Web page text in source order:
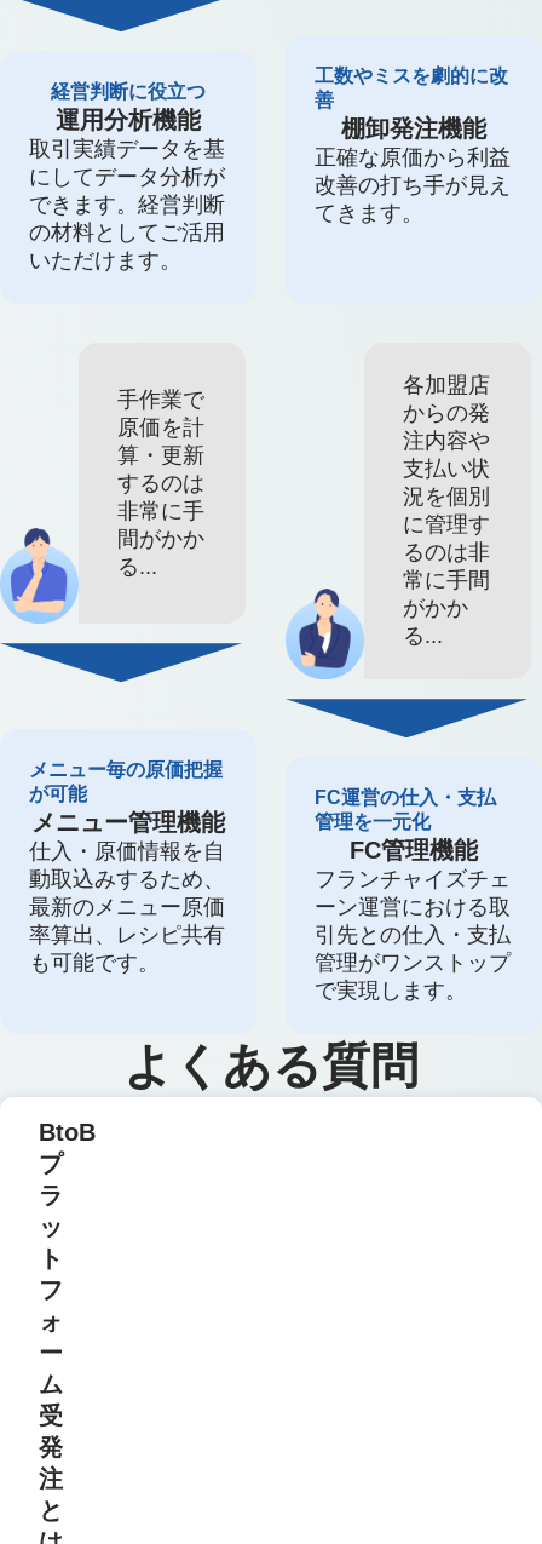
経営判断に役立つ
運用分析機能
取引実績データを基
にしてデータ分析が
できます。経営判断
の材料としてご活用
いただけます。
工数やミスを劇的に改
善
棚卸発注機能
正確な原価から利益
改善の打ち手が見え
てきます。
手作業で
原価を計
算・更新
するのは
非常に手
間がかか
る...
メニュー毎の原価把握
が可能
メニュー管理機能
仕入・原価情報を自
動取込みするため、
最新のメニュー原価
率算出、レシピ共有
も可能です。
各加盟店
からの発
注内容や
支払い状
況を個別
に管理す
るのは非
常に手間
がかか
る...
FC運営の仕入・支払
管理を一元化
FC管理機能
フランチャイズチェ
ーン運営における取
引先との仕入・支払
管理がワンストップ
で実現します。
よくある質問
BtoB
プ
ラ
ッ
ト
フ
ォ
ー
ム
受
発
注
と